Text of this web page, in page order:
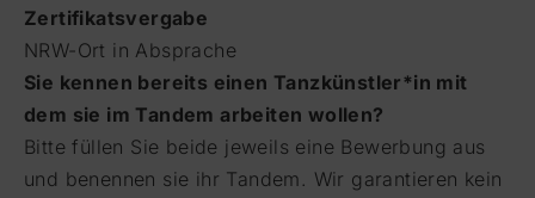
Zertifikatsvergabe
NRW-Ort in Absprache
Sie kennen bereits einen Tanzkünstler*in mit
dem sie im Tandem arbeiten wollen?
Bitte füllen Sie beide jeweils eine Bewerbung aus
und benennen sie ihr Tandem. Wir garantieren kein